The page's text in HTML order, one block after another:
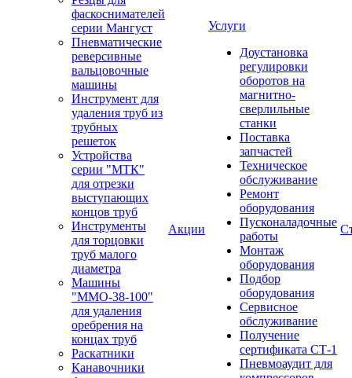
фаскоснимателей
серии Мангуст
Пневматические
реверсивные
вальцовочные
машины
Инструмент для
удаления труб из
трубных
решеток
Устройства
серии "МТК"
для отрезки
выступающих
концов труб
Инструменты
для торцовки
труб малого
диаметра
Машины
"ММО-38-100"
для удаления
оребрения на
концах труб
Раскатники
Канавочники
Акции
Услуги
Доустановка
регулировки
оборотов на
магнитно-
сверлильные
станки
Поставка
запчастей
Техническое
обслуживание
Ремонт
оборудования
Пусконаладочные
работы
Монтаж
оборудования
Подбор
оборудования
Сервисное
обслуживание
Получение
сертификата СТ-1
Пневмоаудит для